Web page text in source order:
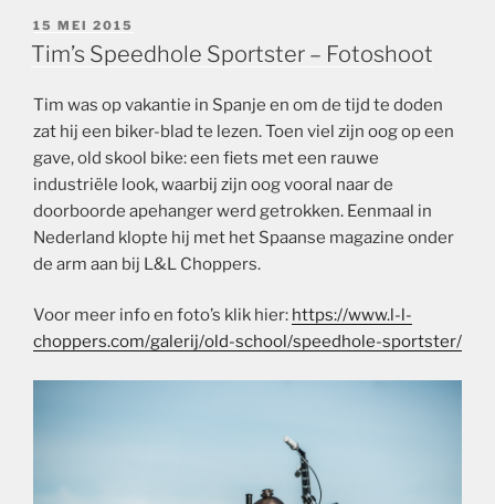
GEPLAATST
OP
15 MEI 2015
Tim’s Speedhole Sportster – Fotoshoot
Tim was op vakantie in Spanje en om de tijd te doden
zat hij een biker-blad te lezen. Toen viel zijn oog op een
gave, old skool bike: een fiets met een rauwe
industriële look, waarbij zijn oog vooral naar de
doorboorde apehanger werd getrokken. Eenmaal in
Nederland klopte hij met het Spaanse magazine onder
de arm aan bij L&L Choppers.
Voor meer info en foto’s klik hier: https://www.l-l-
choppers.com/galerij/old-school/speedhole-sportster/